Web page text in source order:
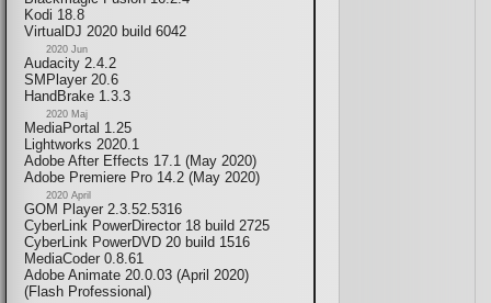
Kodi 18.8
VirtualDJ 2020 build 6042
2020 Jun
Audacity 2.4.2
SMPlayer 20.6
HandBrake 1.3.3
2020 Maj
MediaPortal 1.25
Lightworks 2020.1
Adobe After Effects 17.1 (May 2020)
Adobe Premiere Pro 14.2 (May 2020)
2020 April
GOM Player 2.3.52.5316
CyberLink PowerDirector 18 build 2725
CyberLink PowerDVD 20 build 1516
MediaCoder 0.8.61
Adobe Animate 20.0.03 (April 2020)
(Flash Professional)